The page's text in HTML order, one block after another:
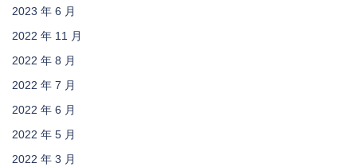
2023 年 6 月
2022 年 11 月
2022 年 8 月
2022 年 7 月
2022 年 6 月
2022 年 5 月
2022 年 3 月